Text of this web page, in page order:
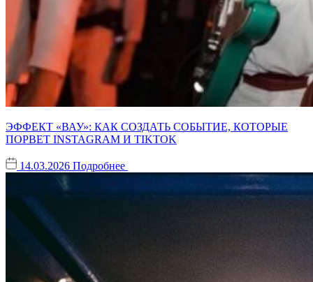
ЭФФЕКТ «ВАУ»: КАК СОЗДАТЬ СОБЫТИЕ, КОТОРЫЕ
ПОРВЕТ INSTAGRAM И TIKTOK
14.03.2026 Подробнее